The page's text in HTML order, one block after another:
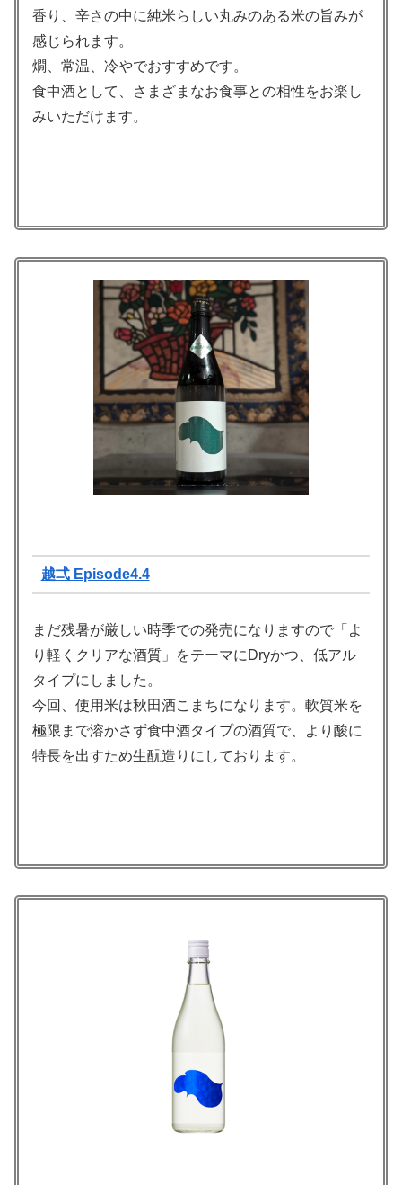
香り、辛さの中に純米らしい丸みのある米の旨みが
感じられます。
燗、常温、冷やでおすすめです。
食中酒として、さまざまなお食事との相性をお楽し
みいただけます。
越弌 Episode4.4
まだ残暑が厳しい時季での発売になりますので「よ
り軽くクリアな酒質」をテーマにDryかつ、低アル
タイプにしました。
今回、使用米は秋田酒こまちになります。軟質米を
極限まで溶かさず食中酒タイプの酒質で、より酸に
特長を出すため生酛造りにしております。